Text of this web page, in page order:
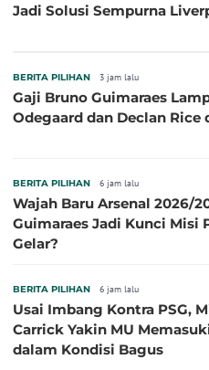
Jadi Solusi Sempurna
BERITA PILIHAN 3 jam lalu
Gaji Bruno Guimaraes
Odegaard dan Declan Rice
BERITA PILIHAN 6 jam lalu
Wajah Baru Arsenal 2026/
Guimaraes Jadi Kunci Misi
Gelar?
BERITA PILIHAN 6 jam lalu
Usai Imbang Kontra PSG,
Carrick Yakin MU
dalam Kondisi Bagus